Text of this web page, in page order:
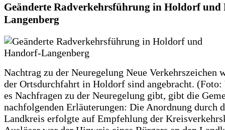
Geänderte Radverkehrsführung in Holdorf
Langenberg
Nachtrag zu der Neuregelung Neue Verkehrszeichen
der Ortsdurchfahrt in Holdorf sind angebracht.
es Nachfragen zu der Neuregelung gibt, gibt die
nachfolgenden Erläuterungen: Die Anordnung durch
Landkreis erfolgte auf Empfehlung der